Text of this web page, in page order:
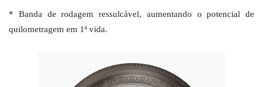
* Banda de rodagem ressulcável, aumentando o potencial de
quilometragem em 1ª vida.